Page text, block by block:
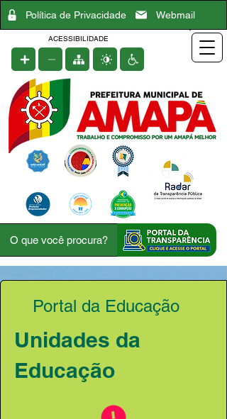
Política de Privacidade Webmail
ACESSIBILIDADE
Portal da Educação
Unidades da
Educação